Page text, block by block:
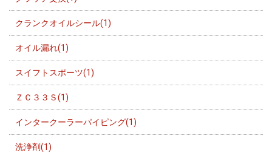
クランクオイルシール(1)
オイル漏れ(1)
スイフトスポーツ(1)
ＺＣ３３Ｓ(1)
インタークーラーパイピング(1)
洗浄剤(1)